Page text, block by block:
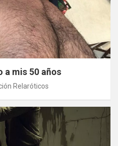
a mis 50 años
Relaróticos